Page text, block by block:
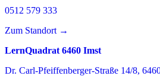
0512 579 333
Zum Standort →
LernQuadrat 6460 Imst
Dr. Carl-Pfeiffenberger-Straße 14/8,